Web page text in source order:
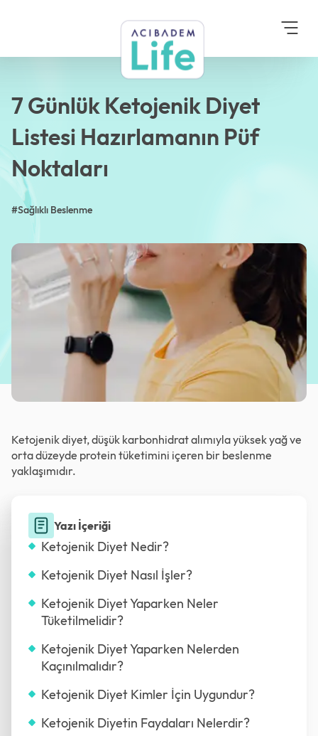
Sağlıklı Beslenme
Listesi Hazırlamanın
Püf Noktaları
7 Günlük Ketojenik Diyet
Listesi Hazırlamanın Püf
Noktaları
#Sağlıklı Beslenme
Ketojenik diyet, düşük karbonhidrat alımıyla yüksek yağ ve
orta düzeyde protein tüketimini içeren bir beslenme
yaklaşımıdır.
Yazı İçeriği
Ketojenik Diyet Nedir?
Ketojenik Diyet Nasıl İşler?
Ketojenik Diyet Yaparken Neler
Tüketilmelidir?
Ketojenik Diyet Yaparken Nelerden
Kaçınılmalıdır?
Ketojenik Diyet Kimler İçin Uygundur?
Ketojenik Diyetin Faydaları Nelerdir?